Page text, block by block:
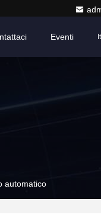
Eventi
automatico